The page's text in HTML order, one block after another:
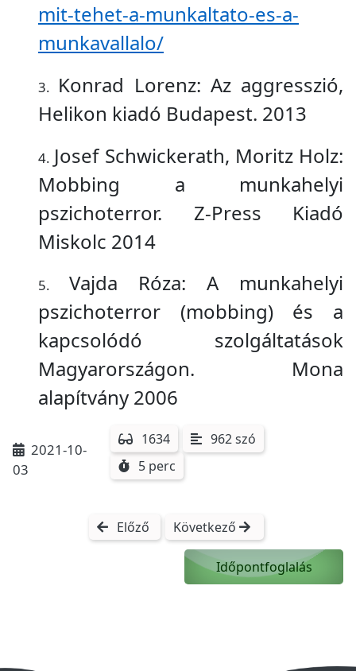
mit-tehet-a-munkaltato-es-a-
munkavallalo/
Konrad Lorenz: Az aggresszió,
Helikon kiadó Budapest. 2013
Josef Schwickerath, Moritz Holz:
Mobbing a munkahelyi
pszichoterror. Z-Press Kiadó
Miskolc 2014
Vajda Róza: A munkahelyi
pszichoterror (mobbing) és a
kapcsolódó szolgáltatások
Magyarországon. Mona
alapítvány 2006
2021-10-
03
1634
962 szó
5 perc
Előző Következő
Időpontfoglalás